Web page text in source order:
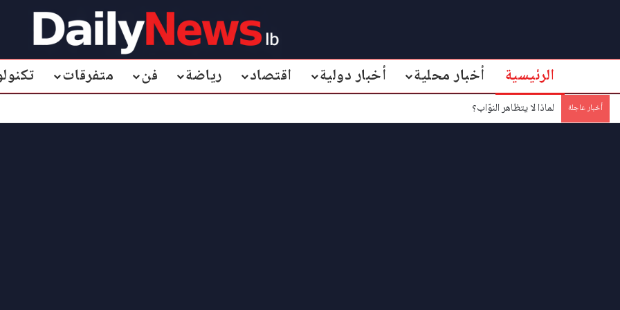
الرئيسية أخبار محلية أخبار دولية اقتصاد رياضة فن متفرقات
أخبار عاجلة لماذا لا يتظاهر النوّاب؟